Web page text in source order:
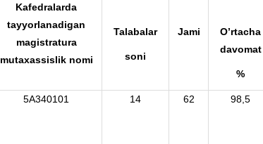
Kafedralarda
tayyorlanadigan
magistratura
mutaxassislik nomi
Talabalar
soni
Jami
O’rtacha
davomat
%
5A340101 14 62 98,5